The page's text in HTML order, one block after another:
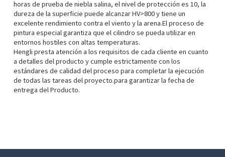
horas de prueba de niebla salina, el nivel de protección es 10, la
dureza de la superficie puede alcanzar HV>800 y tiene un
excelente rendimiento contra el viento y la arena.El proceso de
pintura especial garantiza que el cilindro se pueda utilizar en
entornos hostiles con altas temperaturas.
Hengli presta atención a los requisitos de cada cliente en cuanto
a detalles del producto y cumple estrictamente con los
estándares de calidad del proceso para completar la ejecución
de todas las tareas del proyecto.para garantizar la fecha de
entrega del Producto.